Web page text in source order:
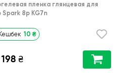
пленка глянцевая для
Spark 8p KG7n
Кешбек 10 ₴
198 ₴